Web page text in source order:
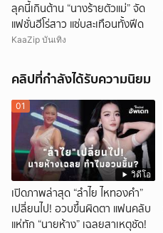
ลุคนี้เกินต้าน “นางร้ายตัวแม่” จัด
แฟชั่นฮีโร่สาว แซ่บสะเทือนทั้งฟีด
KaaZip บันเทิง
คลิปที่กำลังได้รับความนิยม
วิดีโอ
01
เปิดภาพล่าสุด “ลำไย ไหทองคำ”
เปลี่ยนไป! อวบขึ้นผิดตา แฟนคลับ
แห่ทัก “นายห้าง” เฉลยสาเหตุชัด!